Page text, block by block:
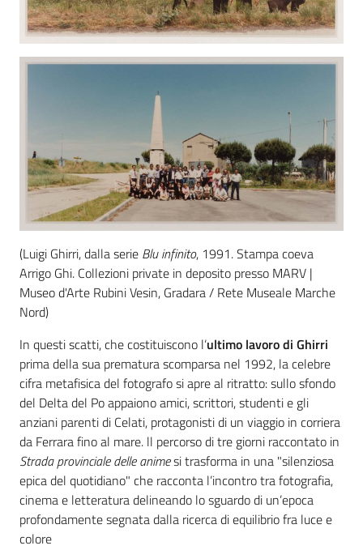
(Luigi Ghirri, dalla serie Blu infinito, 1991. Stampa coeva
Arrigo Ghi. Collezioni private in deposito presso MARV |
Museo d'Arte Rubini Vesin, Gradara / Rete Museale Marche
Nord)
In questi scatti, che costituiscono l’ultimo lavoro di Ghirri
prima della sua prematura scomparsa nel 1992, la celebre
cifra metafisica del fotografo si apre al ritratto: sullo sfondo
del Delta del Po appaiono amici, scrittori, studenti e gli
anziani parenti di Celati, protagonisti di un viaggio in corriera
da Ferrara fino al mare. ll percorso di tre giorni raccontato in
Strada provinciale delle animesi trasforma in una "silenziosa
epica del quotidiano" che racconta l’incontro tra fotografia,
cinema e letteratura delineando lo sguardo di un’epoca
profondamente segnata dalla ricerca di equilibrio fra luce e
colore